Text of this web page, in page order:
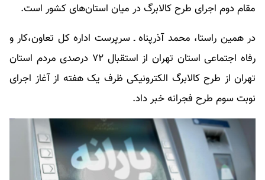
مقام دوم اجرای طرح کالابرگ در میان استان‌های کشور است.
در همین راستا، محمد آذرپناه ـ سرپرست اداره کل تعاون،کار و
رفاه اجتماعی استان تهران از استقبال ۷۲ درصدی مردم استان
تهران از طرح کالابرگ الکترونیکی ظرف یک هفته از آغاز اجرای
نوبت سوم طرح فجرانه خبر داد.